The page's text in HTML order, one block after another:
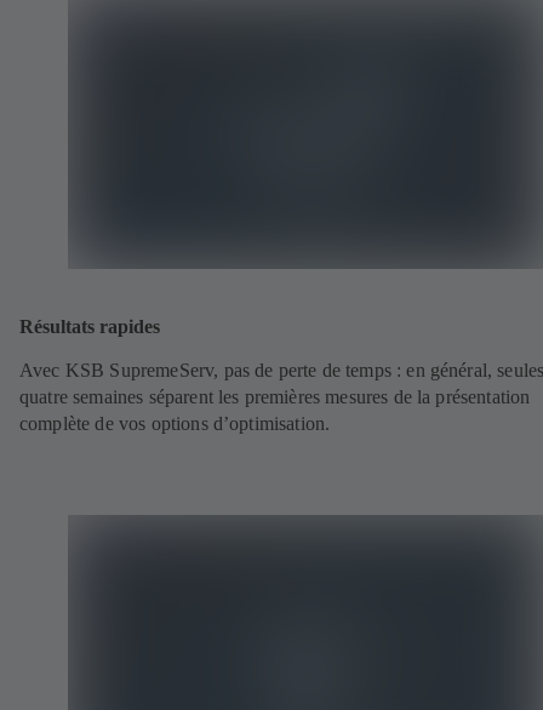
Résultats rapides
Avec KSB SupremeServ, pas de perte de temps : en général,
quatre semaines séparent les premières mesures de la présentation
complète de vos options d’optimisation.